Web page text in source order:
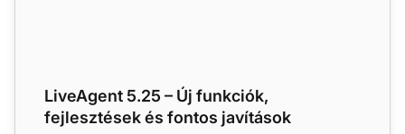
LiveAgent 5.25 – Új funkciók,
fejlesztések és fontos javítások